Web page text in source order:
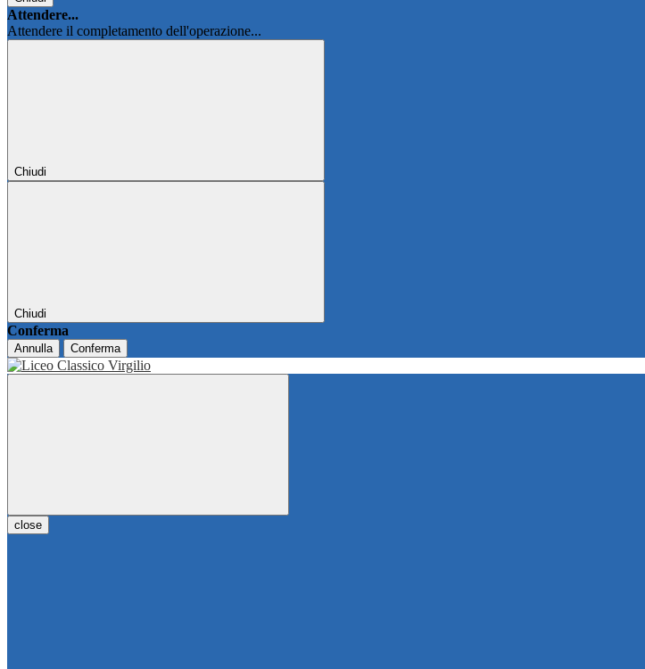
Attendere...
Attendere il completamento dell'operazione...
Chiudi
Chiudi
Conferma
Annulla Conferma
close